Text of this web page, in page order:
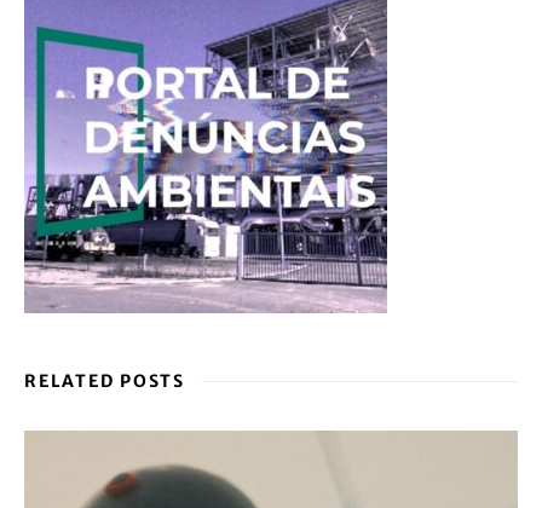
RELATED POSTS